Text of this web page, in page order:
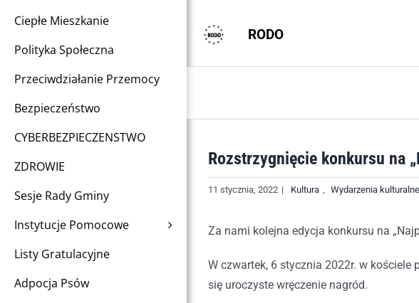
Ciepłe Mieszkanie
Polityka Społeczna
Przeciwdziałanie Przemocy
Bezpieczeństwo
CYBERBEZPIECZENSTWO
ZDROWIE
Sesje Rady Gminy
Instytucje Pomocowe
Listy Gratulacyjne
Adpocja Psów
RODO
Rozstrzygnięcie konkursu na
11 stycznia, 2022 | Kultura , Wydarzenia
Za nami kolejna edycja konkursu na
W czwartek, 6 stycznia 2022r. w
się uroczyste wręczenie nagród.